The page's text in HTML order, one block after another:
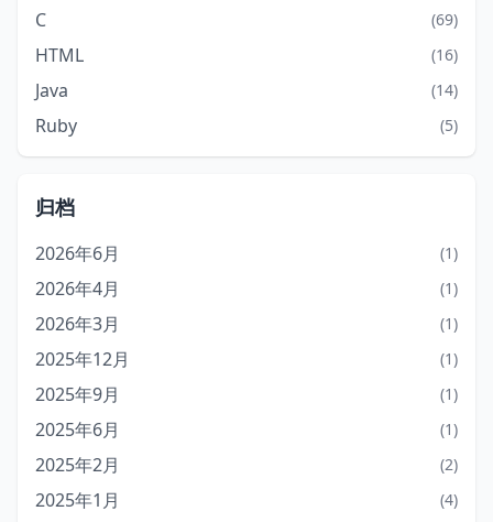
C (69)
HTML (16)
Java (14)
Ruby (5)
归档
2026年6月 (1)
2026年4月 (1)
2026年3月 (1)
2025年12月 (1)
2025年9月 (1)
2025年6月 (1)
2025年2月 (2)
2025年1月 (4)